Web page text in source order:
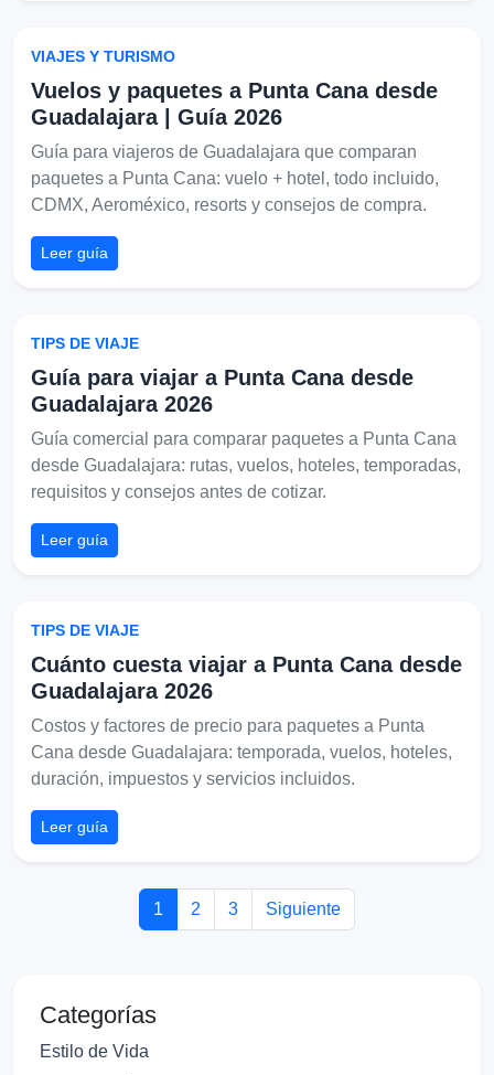
VIAJES Y TURISMO
Vuelos y paquetes a Punta Cana desde
Guadalajara | Guía 2026
Guía para viajeros de Guadalajara que comparan
paquetes a Punta Cana: vuelo + hotel, todo incluido,
CDMX, Aeroméxico, resorts y consejos de compra.
Leer guía
TIPS DE VIAJE
Guía para viajar a Punta Cana desde
Guadalajara 2026
Guía comercial para comparar paquetes a Punta Cana
desde Guadalajara: rutas, vuelos, hoteles, temporadas,
requisitos y consejos antes de cotizar.
Leer guía
TIPS DE VIAJE
Cuánto cuesta viajar a Punta Cana desde
Guadalajara 2026
Costos y factores de precio para paquetes a Punta
Cana desde Guadalajara: temporada, vuelos, hoteles,
duración, impuestos y servicios incluidos.
Leer guía
1 2 3 Siguiente
Categorías
Estilo de Vida